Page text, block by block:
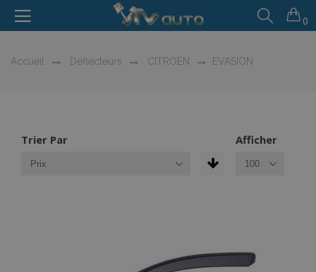
0
Accueil Déflecteurs CITROEN EVASION
Trier Par Afficher